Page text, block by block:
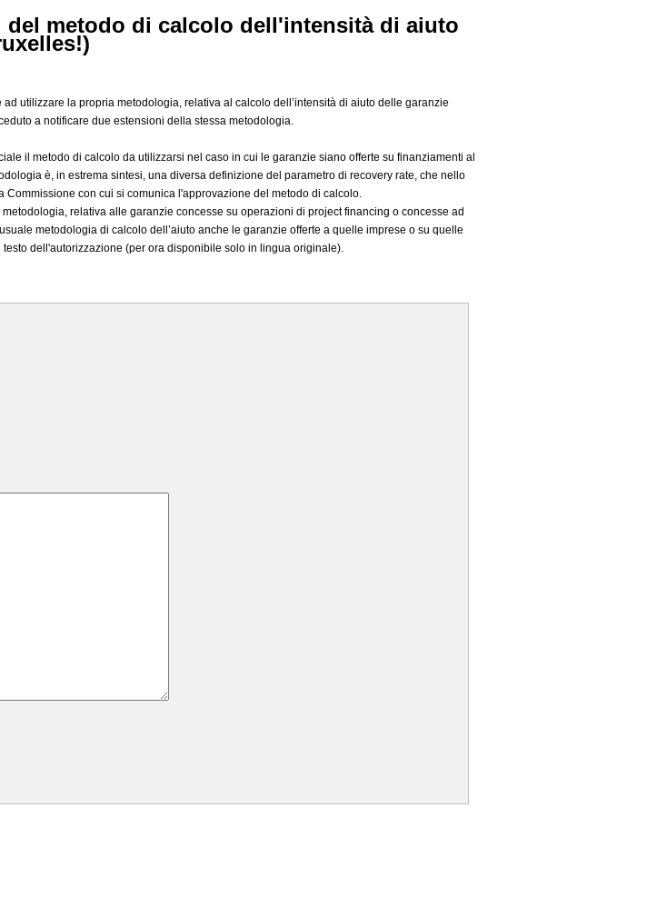
del metodo di calcolo dell'intensità di aiuto
utilizzare la propria metodologia, relativa al calcolo dell’intensità di aiuto delle garanzie
a notificare due estensioni della stessa metodologia.
il metodo di calcolo da utilizzarsi nel caso in cui le garanzie siano offerte su finanziamenti al
è, in estrema sintesi, una diversa definizione del parametro di recovery rate, che nello
Commissione con cui si comunica l'approvazione del metodo di calcolo.
relativa alle garanzie concesse su operazioni di project financing o concesse ad
metodologia di calcolo dell’aiuto anche le garanzie offerte a quelle imprese o su quelle
testo dell'autorizzazione (per ora disponibile solo in lingua originale).